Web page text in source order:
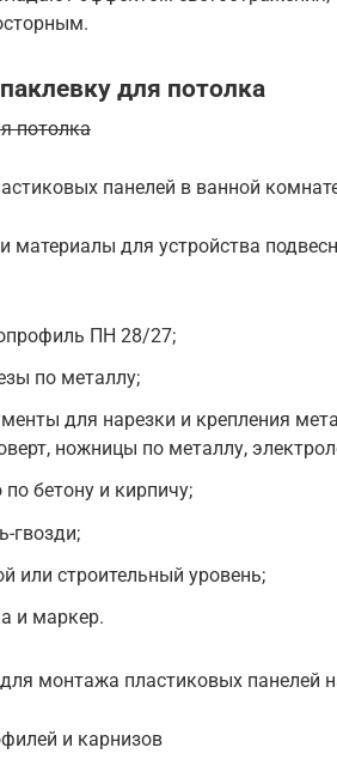
для потолка
потолка
панелей в ванной
материалы для устройства
ПН 28/27;
по металлу;
для нарезки и крепления
ножницы по металлу,
по бетону и кирпичу;
гвозди;
или строительный уровень;
и маркер.
монтажа пластиковых панелей
и карнизов